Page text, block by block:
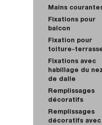
Mains
Fixations pour
balcon
Fixation pour
toiture-
Fixations avec
habillage du
de dalle
Remplissages
décoratifs
Remplissages
décoratifs avec